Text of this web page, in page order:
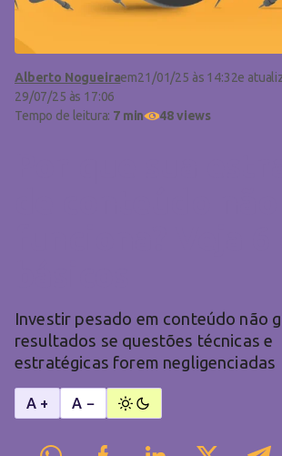
Alberto Nogueiraem21/01/25 às 14:32e
29/07/25 às 17:06
Tempo de leitura: 7 min 48 views
Investir pesado em conteúdo não
resultados se questões técnicas e
estratégicas forem negligenciadas
A + A −